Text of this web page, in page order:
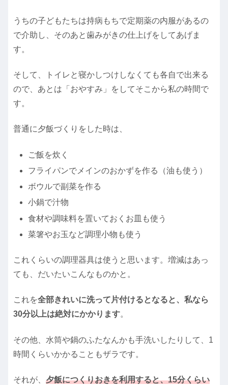
うちの子どもたちは持病もちで定期薬の内服があるの
で介助し、そのあと歯みがきの仕上げをしてあげま
す。
そして、トイレと寝かしつけしなくても各自で出来る
ので、あとは「おやすみ」をしてそこから私の時間で
す。
普通に夕飯づくりをした時は、
ご飯を炊く
フライパンでメインのおかずを作る（油も使う）
ボウルで副菜を作る
小鍋で汁物
食材や調味料を置いておくお皿も使う
菜箸やお玉など調理小物も使う
これくらいの調理器具は使うと思います。増減はあっ
ても、だいたいこんなものかと。
これを全部きれいに洗って片付けるとなると、私なら
30分以上は絶対にかかります。
その他、水筒や鍋のふたなんかも手洗いしたりして、1
時間くらいかかることもザラです。
それが、 夕飯につくりおきを利用すると、15分くらい